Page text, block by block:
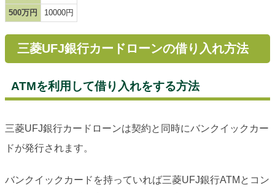
500万円
10000円
三菱UFJ銀行カードローンの借り入れ方法
ATMを利用して借り入れをする方法
三菱UFJ銀行カードローンは契約と同時にバンクイックカー
ドが発行されます。
バンクイックカードを持っていれば三菱UFJ銀行ATMとコン